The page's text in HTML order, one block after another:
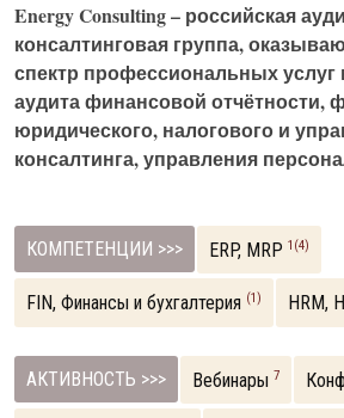
Energy Consulting – российская
консалтинговая группа,
спектр профессиональных услуг
аудита финансовой отчётности,
юридического, налогового и
консалтинга, управления
КОМПЕТЕНЦИИ >>> ERP, MRP 1(4)
FIN, Финансы и бухгалтерия (1) HRM,
АКТИВНОСТЬ >>> Вебинары 7